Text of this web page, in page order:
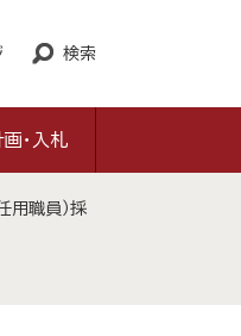
検索
・入札
用職員）採